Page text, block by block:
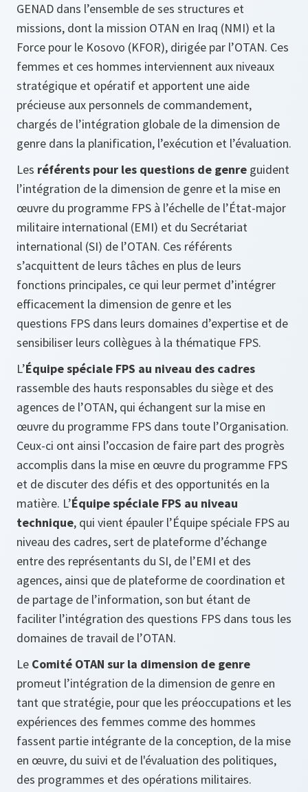
GENAD dans l’ensemble de ses structures et
missions, dont la mission OTAN en Iraq (NMI) et la
Force pour le Kosovo (KFOR), dirigée par l’OTAN. Ces
femmes et ces hommes interviennent aux niveaux
stratégique et opératif et apportent une aide
précieuse aux personnels de commandement,
chargés de l’intégration globale de la dimension de
genre dans la planification, l’exécution et l’évaluation.
Les référents pour les questions de genre guident
l’intégration de la dimension de genre et la mise en
œuvre du programme FPS à l’échelle de l’État-major
militaire international (EMI) et du Secrétariat
international (SI) de l’OTAN. Ces référents
s’acquittent de leurs tâches en plus de leurs
fonctions principales, ce qui leur permet d’intégrer
efficacement la dimension de genre et les
questions FPS dans leurs domaines d’expertise et de
sensibiliser leurs collègues à la thématique FPS.
L’Équipe spéciale FPS au niveau des cadres
rassemble des hauts responsables du siège et des
agences de l’OTAN, qui échangent sur la mise en
œuvre du programme FPS dans toute l’Organisation.
Ceux-ci ont ainsi l’occasion de faire part des progrès
accomplis dans la mise en œuvre du programme FPS
et de discuter des défis et des opportunités en la
matière. L’Équipe spéciale FPS au niveau
technique, qui vient épauler l’Équipe spéciale FPS au
niveau des cadres, sert de plateforme d’échange
entre des représentants du SI, de l’EMI et des
agences, ainsi que de plateforme de coordination et
de partage de l’information, son but étant de
faciliter l’intégration des questions FPS dans tous les
domaines de travail de l’OTAN.
Le Comité OTAN sur la dimension de genre
promeut l’intégration de la dimension de genre en
tant que stratégie, pour que les préoccupations et les
expériences des femmes comme des hommes
fassent partie intégrante de la conception, de la mise
en œuvre, du suivi et de l'évaluation des politiques,
des programmes et des opérations militaires.